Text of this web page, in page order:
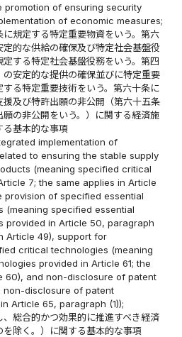
promotion of ensuring security
of economic measures;
規定する特定重要物資をいう。第六
的な供給の確保及び特定社会基盤役
する特定社会基盤役務をいう。第四
安定的な提供の確保並びに特定重要
る特定重要技術をいう。第六十条に
及び特許出願の非公開（第六十五条
の非公開をいう。）に関する経済施
る基本的な事項
implementation of
to ensuring the stable supply
(meaning specified critical
7; the same applies in Article
provision of specified essential
(meaning specified essential
provided in Article 50, paragraph
Article 49), support for
critical technologies (meaning
provided in Article 61; the
60), and non-disclosure of patent
non-disclosure of patent
Article 65, paragraph (1));
総合的かつ効果的に推進すべき経済
除く。）に関する基本的な事項